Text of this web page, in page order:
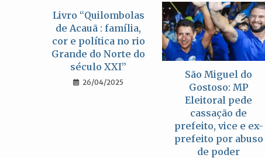
Livro “Quilombolas
de Acauã : família,
cor e política no rio
Grande do Norte do
século XXI”
26/04/2025
São Miguel do
Gostoso: MP
Eleitoral pede
cassação de
prefeito, vice e ex-
prefeito por abuso
de poder